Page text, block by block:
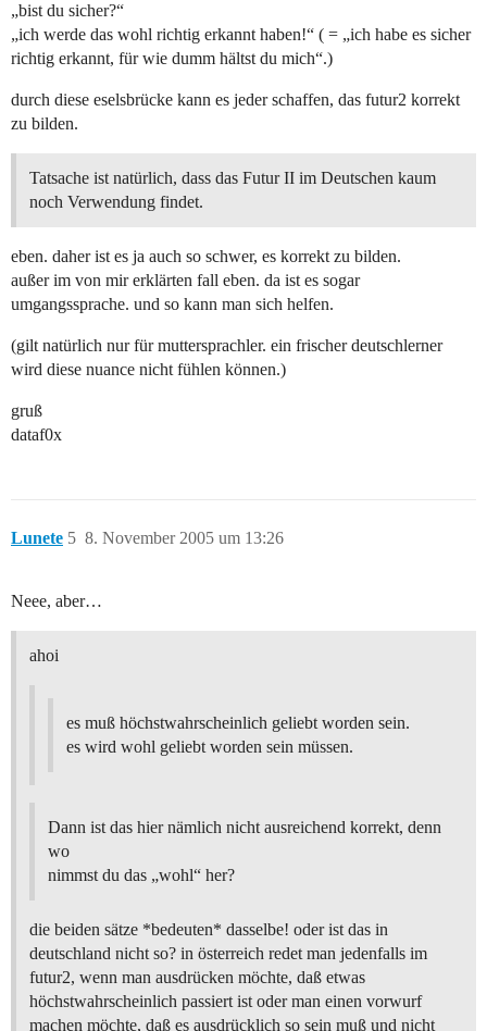
„bist du sicher?“
„ich werde das wohl richtig erkannt haben!“ ( = „ich habe es sicher
richtig erkannt, für wie dumm hältst du mich“.)
durch diese eselsbrücke kann es jeder schaffen, das futur2 korrekt
zu bilden.
Tatsache ist natürlich, dass das Futur II im Deutschen kaum
noch Verwendung findet.
eben. daher ist es ja auch so schwer, es korrekt zu bilden.
außer im von mir erklärten fall eben. da ist es sogar
umgangssprache. und so kann man sich helfen.
(gilt natürlich nur für muttersprachler. ein frischer deutschlerner
wird diese nuance nicht fühlen können.)
gruß
dataf0x
Lunete 8. November 2005 um 13:26
5
Neee, aber…
ahoi
es muß höchstwahrscheinlich geliebt worden sein.
es wird wohl geliebt worden sein müssen.
Dann ist das hier nämlich nicht ausreichend korrekt, denn
wo
nimmst du das „wohl“ her?
die beiden sätze *bedeuten* dasselbe! oder ist das in
deutschland nicht so? in österreich redet man jedenfalls im
futur2, wenn man ausdrücken möchte, daß etwas
höchstwahrscheinlich passiert ist oder man einen vorwurf
machen möchte, daß es ausdrücklich so sein muß und nicht